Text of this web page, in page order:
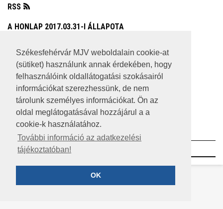
Székesfehérvár MJV weboldalain cookie-at
(sütiket) használunk annak érdekében, hogy
felhasználóink oldallátogatási szokásairól
információkat szerezhessünk, de nem
tárolunk személyes információkat. Ön az
oldal meglátogatásával hozzájárul a a
cookie-k használatához.
További információ az adatkezelési
tájékoztatóban!
OK
RSS
A HONLAP 2017.03.31-I ÁLLAPOTA
JOGI NYILATKOZAT
IMPRESSZUM
MÉDIAAJÁNLAT
KÖZÉRDEKŰ ADATOK
ADATVÉDELEM
©2023 SZÉKESFEHÉRVÁR MEGYEI JOGÚ VÁROS